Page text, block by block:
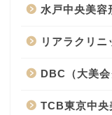
水戸中央美容
リアラクリニ
DBC（大美会
TCB東京中央